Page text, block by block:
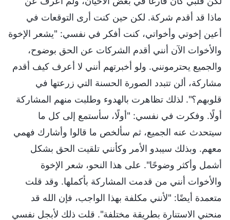
ماذا قد أقدم شركة. لكن حين كنت أرى التوقعات في
أعين إخوتي وأخواتي، كنت أفكر في نفسي: "يشعر الإخوة
والأخوات الآن أنني أقدم الشركات عن الحق بوضوح،
والجميع يحترمونني. ولو أخبرتهم أنني لا أعرف كيف أقدم
مشاركة، ألن تتبدد الصورة الحسنة التي زرعتها في
قلوبهم؟". لذلك تظاهرت بالهدوء وطلبت منهم المشاركة
أولًا. وفكرت في نفسي: "أولًا، سأستمع إلى كل ما
سيتحدث عنه الجميع، ثم سألخص ما قالوا وأشارك فهمي
معهم. وبذلك سيبدو الأمر وكأنني تلقيت الحق بشكل
أشمل وأكثر وضوحًا". على هذا النحو، شعر الإخوة
والأخوات أنني من قدمت المشاركة بأكملها. وقد قلت
متعمدة أيضًا: "لأنني مكلفة بهذا الواجب، فإن الله قد
منحني الاستنارة بطريقة مختلفة". قلت ذلك لأبجل نفسي